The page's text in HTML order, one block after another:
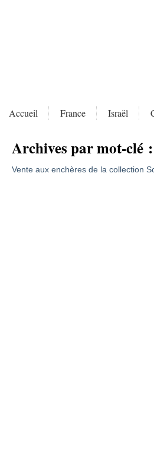
Accueil France Israël
Archives par mot-clé :
Vente aux enchères de la collection